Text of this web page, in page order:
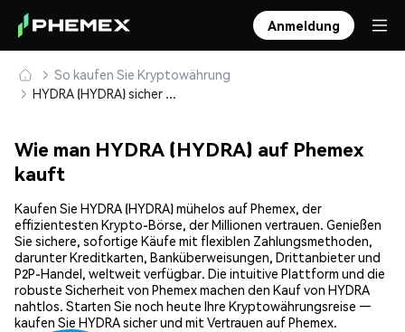
Anmeldung
So kaufen Sie Kryptowährung
HYDRA (HYDRA) sicher kaufen und speichern
Wie man HYDRA (HYDRA) auf Phemex
kauft
Kaufen Sie HYDRA (HYDRA) mühelos auf Phemex, der
effizientesten Krypto-Börse, der Millionen vertrauen. Genießen
Sie sichere, sofortige Käufe mit flexiblen Zahlungsmethoden,
darunter Kreditkarten, Banküberweisungen, Drittanbieter und
P2P-Handel, weltweit verfügbar. Die intuitive Plattform und die
robuste Sicherheit von Phemex machen den Kauf von HYDRA
nahtlos. Starten Sie noch heute Ihre Kryptowährungsreise —
kaufen Sie HYDRA sicher und mit Vertrauen auf Phemex.